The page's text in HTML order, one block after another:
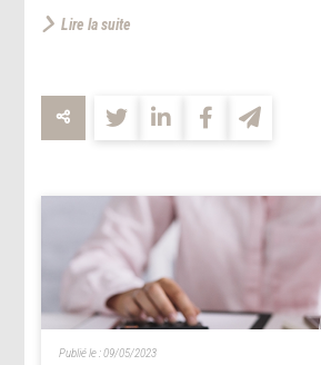
Lire la suite
Publié le :09/05/2023